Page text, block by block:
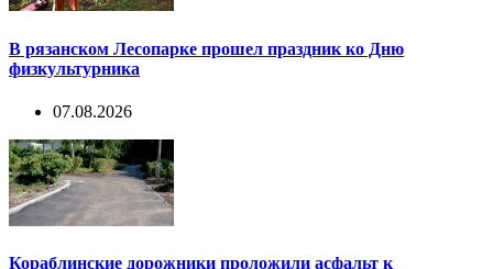
В рязанском Лесопарке прошел праздник ко Дню
физкультурника
07.08.2026
Кораблинские дорожники проложили асфальт к